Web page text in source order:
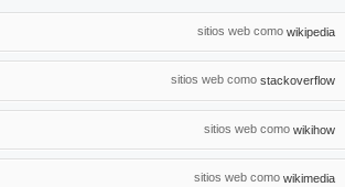
sitios web como wikipedia
sitios web como stackoverflow
sitios web como wikihow
sitios web como wikimedia